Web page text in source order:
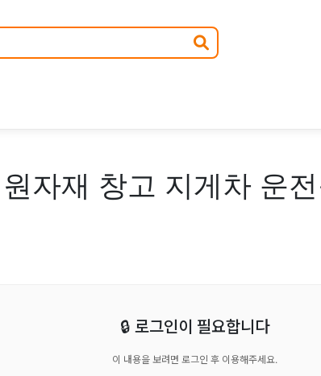
자재 창고 지게차 운
🔒 로그인이 필요합니다
이 내용을 보려면 로그인 후 이용해주세요.